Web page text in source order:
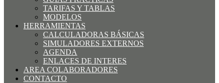
TARIFAS Y TABLAS
MODELOS
HERRAMIENTAS
CALCULADORAS BÁSICAS
SIMULADORES EXTERNOS
AGENDA
ENLACES DE INTERES
AREA COLABORADORES
CONTACTO